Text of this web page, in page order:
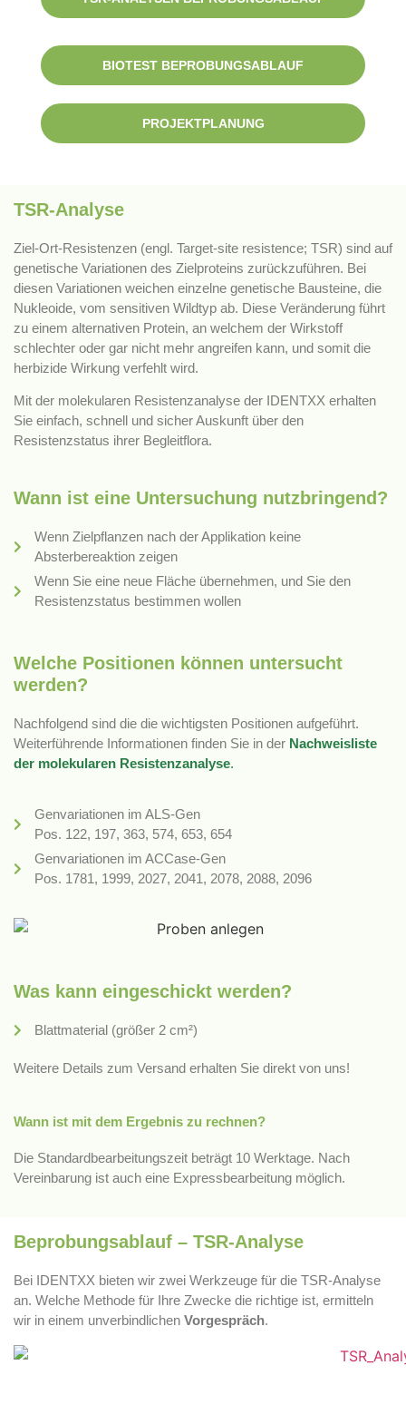
BIOTEST BEPROBUNGSABLAUF
PROJEKTPLANUNG
TSR-Analyse
Ziel-Ort-Resistenzen (engl. Target-site resistence; TSR) sind auf
genetische Variationen des Zielproteins zurückzuführen. Bei
diesen Variationen weichen einzelne genetische Bausteine, die
Nukleoide, vom sensitiven Wildtyp ab. Diese Veränderung führt
zu einem alternativen Protein, an welchem der Wirkstoff
schlechter oder gar nicht mehr angreifen kann, und somit die
herbizide Wirkung verfehlt wird.
Mit der molekularen Resistenzanalyse der IDENTXX erhalten
Sie einfach, schnell und sicher Auskunft über den
Resistenzstatus ihrer Begleitflora.
Wann ist eine Untersuchung nutzbringend?
Wenn Zielpflanzen nach der Applikation keine
Absterbereaktion zeigen
Wenn Sie eine neue Fläche übernehmen, und Sie den
Resistenzstatus bestimmen wollen
Welche Positionen können untersucht
werden?
Nachfolgend sind die die wichtigsten Positionen aufgeführt.
Weiterführende Informationen finden Sie in der Nachweisliste
der molekularen Resistenzanalyse.
Genvariationen im ALS-Gen
Pos. 122, 197, 363, 574, 653, 654
Genvariationen im ACCase-Gen
Pos. 1781, 1999, 2027, 2041, 2078, 2088, 2096
Was kann eingeschickt werden?
Blattmaterial (größer 2 cm²)
Weitere Details zum Versand erhalten Sie direkt von uns!
Wann ist mit dem Ergebnis zu rechnen?
Die Standardbearbeitungszeit beträgt 10 Werktage. Nach
Vereinbarung ist auch eine Expressbearbeitung möglich.
Beprobungsablauf – TSR-Analyse
Bei IDENTXX bieten wir zwei Werkzeuge für die TSR-Analyse
an. Welche Methode für Ihre Zwecke die richtige ist, ermitteln
wir in einem unverbindlichen Vorgespräch.